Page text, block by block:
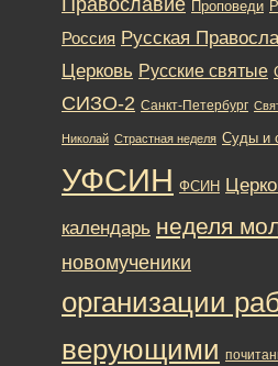
Проповеди
Россия Русская
Церковь Русские святые
СИЗО-2 Санкт-Петербург
Николай Страстная неделя Суды и
УФСИН ФСИН
календарь неделя
новомученики
организации
верующими